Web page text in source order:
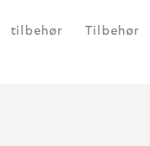
tilbehør Tilbehør